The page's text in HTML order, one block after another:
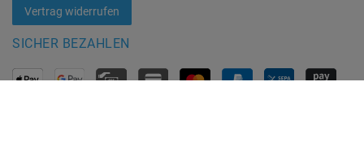
Vertrag widerrufen
SICHER BEZAHLEN